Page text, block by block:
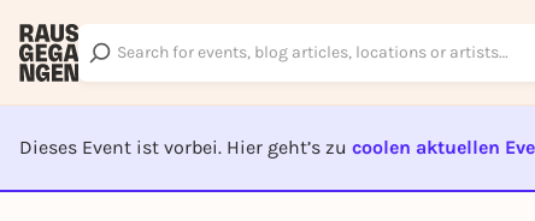
Dieses Event ist vorbei. Hier geht’s zu coolen aktuellen